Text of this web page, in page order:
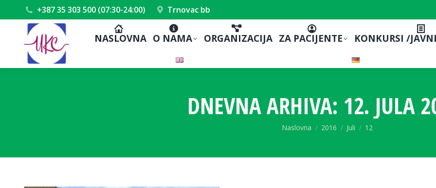
+387 35 303 500 (07:30-24:00) Trnovac bb
NASLOVNA O NAMA ORGANIZACIJA ZA PACIJENTE KONKURSI /
DNEVNA ARHIVA: 12. JULA
You are here:
Naslovna 2016 Juli 12